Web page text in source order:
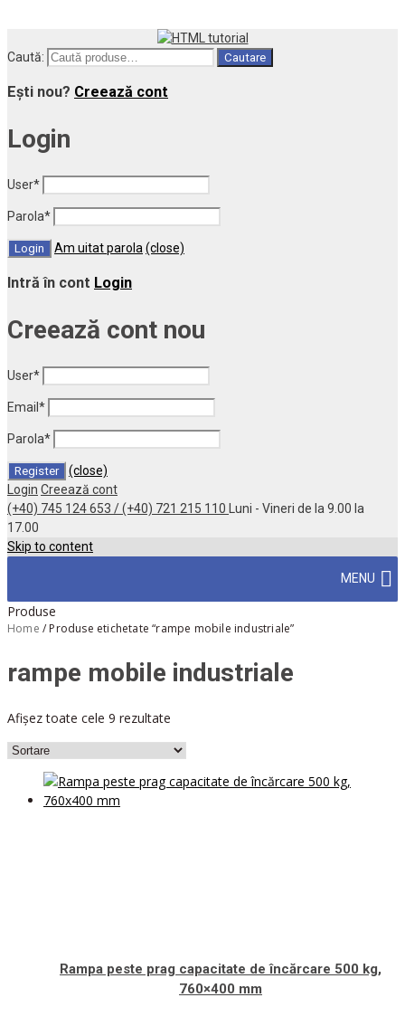
Caută: Cautare
Ești nou? Creează cont
Login
User*
Parola*
Am uitat parola (close)
Intră în cont Login
Creează cont nou
User*
Email *
Parola*
(close)
Login Creează cont
(+40) 745 124 653 / (+40) 721 215 110
Luni - Vineri de la 9.00 la
17.00
Skip to content
MENU
Produse
Home / Produse etichetate “rampe mobile industriale”
rampe mobile industriale
Afișez toate cele 9 rezultate
Rampa peste prag capacitate de încărcare 500 kg,
760×400 mm